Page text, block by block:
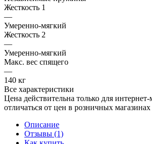
Жесткость 1
—
Умеренно-мягкий
Жесткость 2
—
Умеренно-мягкий
Макс. вес спящего
—
140 кг
Все характеристики
Цена действительна только для
отличаться от цен в розничных магазинах
Описание
Отзывы (1)